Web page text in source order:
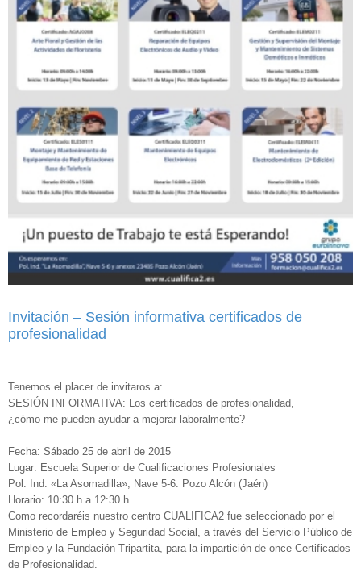
Invitación – Sesión informativa certificados de
profesionalidad
Tenemos el placer de invitaros a:
SESIÓN INFORMATIVA: Los certificados de profesionalidad,
¿cómo me pueden ayudar a mejorar laboralmente?
Fecha: Sábado 25 de abril de 2015
Lugar: Escuela Superior de Cualificaciones Profesionales
Pol. Ind. «La Asomadilla», Nave 5-6. Pozo Alcón (Jaén)
Horario: 10:30 h a 12:30 h
Como recordaréis nuestro centro CUALIFICA2 fue seleccionado por el
Ministerio de Empleo y Seguridad Social, a través del Servicio Público de
Empleo y la Fundación Tripartita, para la impartición de once Certificados
de Profesionalidad.